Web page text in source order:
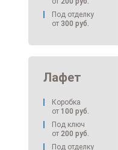
Под отделку
от 300 руб.
Лафет
Коробка
от 100 руб.
Под ключ
от 200 руб.
Под отделку